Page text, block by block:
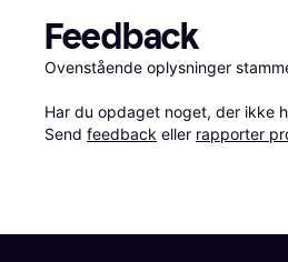
Feedback
Ovenstående oplysninger
Har du opdaget noget, der ikke
Send feedback eller rapporter